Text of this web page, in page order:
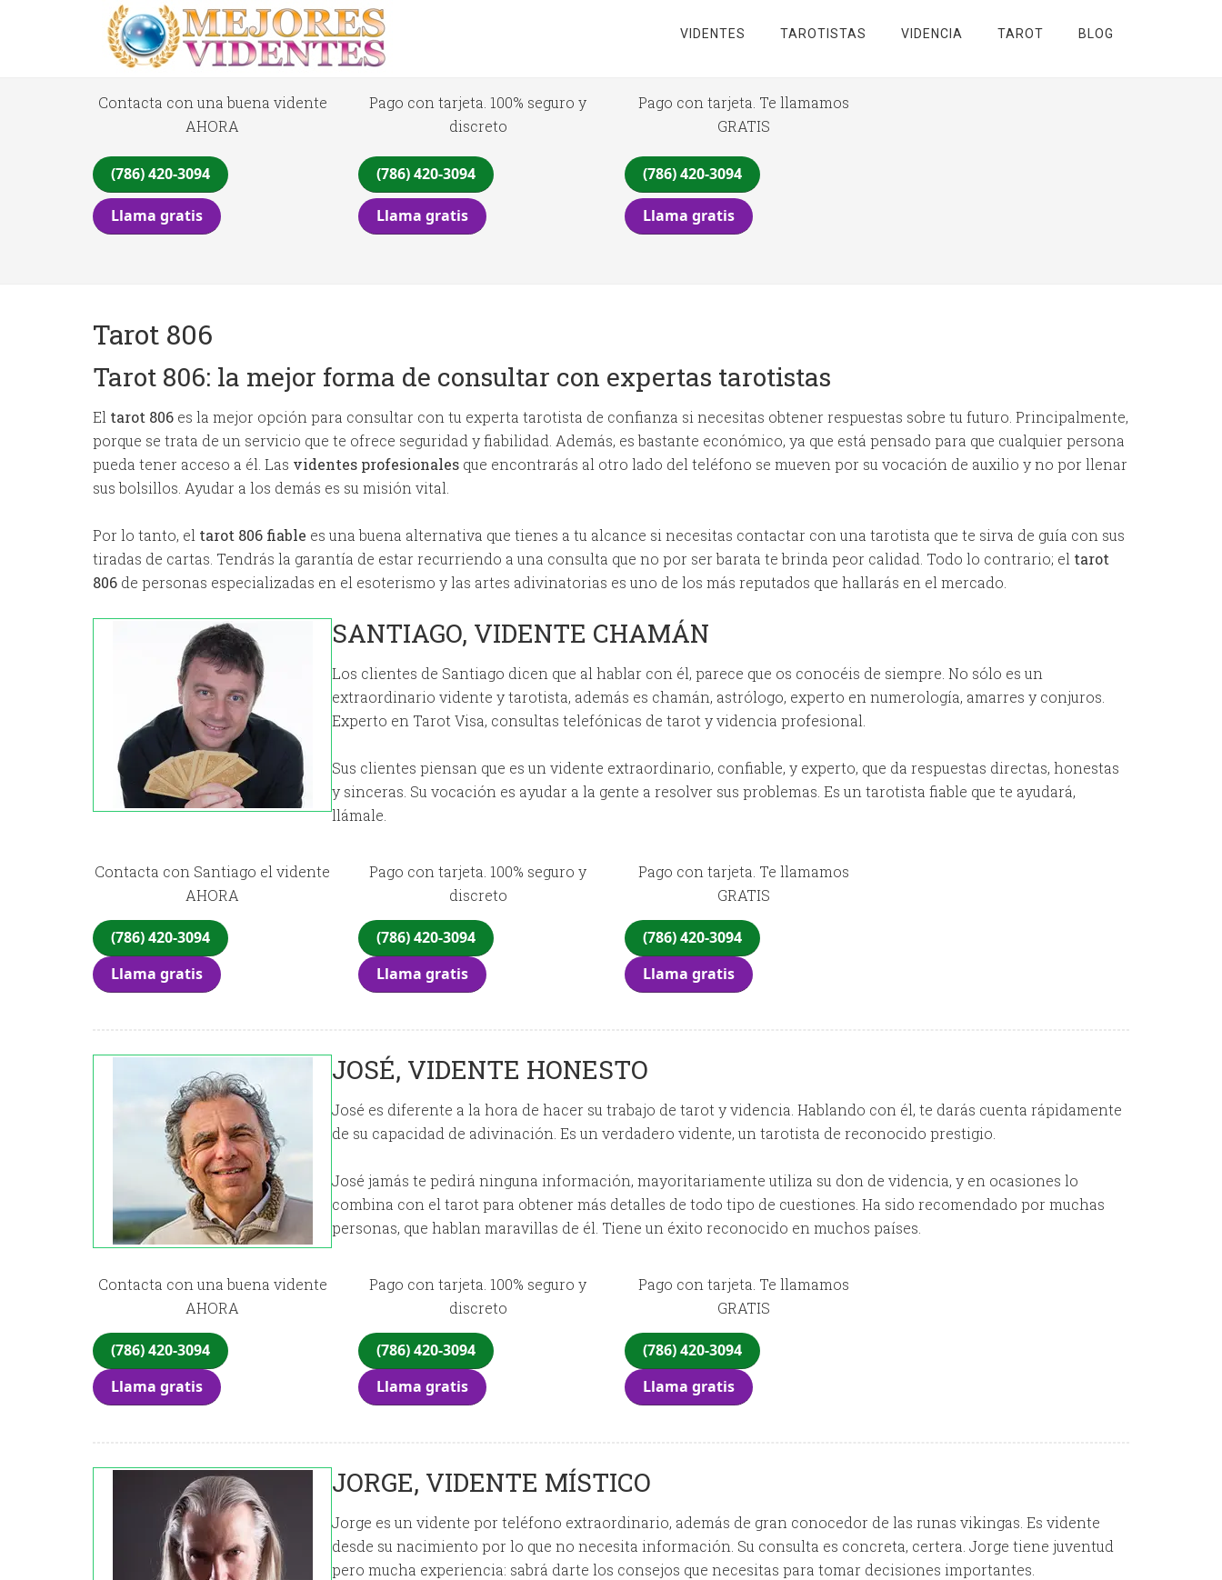
VIDENTES TAROTISTAS VIDENCIA TAROT BLOG
Contacta con una buena vidente
AHORA
(786) 420-3094
Llama gratis
Pago con tarjeta. 100% seguro y
discreto
(786) 420-3094
Llama gratis
Pago con tarjeta. Te llamamos
GRATIS
(786) 420-3094
Llama gratis
Tarot 806
Tarot 806: la mejor forma de consultar con expertas tarotistas
El tarot 806 es la mejor opción para consultar con tu experta tarotista de confianza si necesitas obtener respuestas sobre tu futuro. Principalmente,
porque se trata de un servicio que te ofrece seguridad y fiabilidad. Además, es bastante económico, ya que está pensado para que cualquier persona
pueda tener acceso a él. Las videntes profesionales que encontrarás al otro lado del teléfono se mueven por su vocación de auxilio y no por llenar
sus bolsillos. Ayudar a los demás es su misión vital.
Por lo tanto, el tarot 806 fiable es una buena alternativa que tienes a tu alcance si necesitas contactar con una tarotista que te sirva de guía con sus
tiradas de cartas. Tendrás la garantía de estar recurriendo a una consulta que no por ser barata te brinda peor calidad. Todo lo contrario; el tarot
806 de personas especializadas en el esoterismo y las artes adivinatorias es uno de los más reputados que hallarás en el mercado.
SANTIAGO, VIDENTE CHAMÁN
Los clientes de Santiago dicen que al hablar con él, parece que os conocéis de siempre. No sólo es un
extraordinario vidente y tarotista, además es chamán, astrólogo, experto en numerología, amarres y conjuros.
Experto en Tarot Visa, consultas telefónicas de tarot y videncia profesional.
Sus clientes piensan que es un vidente extraordinario, confiable, y experto, que da respuestas directas, honestas
y sinceras. Su vocación es ayudar a la gente a resolver sus problemas. Es un tarotista fiable que te ayudará,
llámale.
Contacta con Santiago el vidente
AHORA
(786) 420-3094
Llama gratis
Pago con tarjeta. 100% seguro y
discreto
(786) 420-3094
Llama gratis
Pago con tarjeta. Te llamamos
GRATIS
(786) 420-3094
Llama gratis
JOSÉ, VIDENTE HONESTO
José es diferente a la hora de hacer su trabajo de tarot y videncia. Hablando con él, te darás cuenta rápidamente
de su capacidad de adivinación. Es un verdadero vidente, un tarotista de reconocido prestigio.
José jamás te pedirá ninguna información, mayoritariamente utiliza su don de videncia, y en ocasiones lo
combina con el tarot para obtener más detalles de todo tipo de cuestiones. Ha sido recomendado por muchas
personas, que hablan maravillas de él. Tiene un éxito reconocido en muchos países.
Contacta con una buena vidente
AHORA
(786) 420-3094
Llama gratis
Pago con tarjeta. 100% seguro y
discreto
(786) 420-3094
Llama gratis
Pago con tarjeta. Te llamamos
GRATIS
(786) 420-3094
Llama gratis
JORGE, VIDENTE MÍSTICO
Jorge es un vidente por teléfono extraordinario, además de gran conocedor de las runas vikingas. Es vidente
desde su nacimiento por lo que no necesita información. Su consulta es concreta, certera. Jorge tiene juventud
pero mucha experiencia: sabrá darte los consejos que necesitas para tomar decisiones importantes.